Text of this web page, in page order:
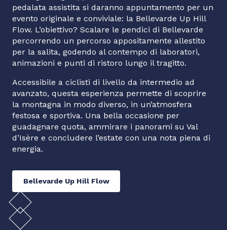
pedalata assistita si daranno appuntamento per un
evento originale e conviviale: la Bellevarde Up Hill
Flow. L’obiettivo? Scalare le pendici di Bellevarde
percorrendo un percorso appositamente allestito
per la salita, godendo al contempo di laboratori,
animazioni e punti di ristoro lungo il tragitto.
Accessibile a ciclisti di livello da intermedio ad
avanzato, questa esperienza permette di scoprire
la montagna in modo diverso, in un’atmosfera
festosa e sportiva. Una bella occasione per
guadagnare quota, ammirare i panorami su Val
d’Isère e concludere l’estate con una nota piena di
energia.
Bellevarde Up Hill Flow